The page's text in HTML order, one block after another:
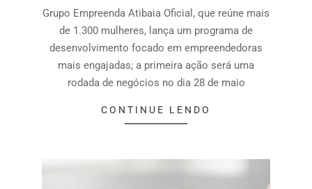
Grupo Empreenda Atibaia Oficial, que reúne mais
de 1.300 mulheres, lança um programa de
desenvolvimento focado em empreendedoras
mais engajadas; a primeira ação será uma
rodada de negócios no dia 28 de maio
CONTINUE LENDO